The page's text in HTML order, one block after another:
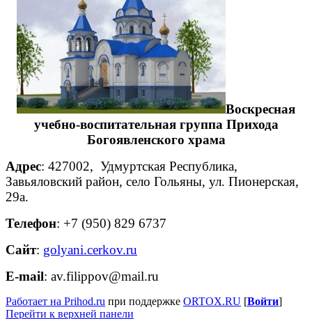
Воскресная
учебно-воспитательная группа Прихода
Богоявленского храма
Адрес: 427002, Удмуртская Республика,
Завьяловский район, село Гольяны, ул. Пионерская,
29а.
Телефон: +7 (950) 829 6737
Сайт: golyani.cerkov.ru
E-mail: av.filippov@mail.ru
Работает на Prihod.ru при поддержке ORTOX.RU [Войти]
Перейти к верхней панели